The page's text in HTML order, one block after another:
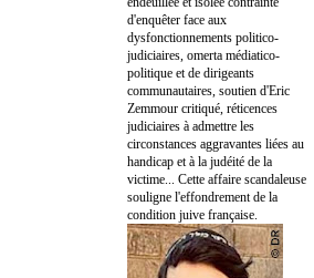
d'enquêter face aux
dysfonctionnements politico-
judiciaires, omerta médiatico-
politique et de dirigeants
communautaires, soutien d'Eric
Zemmour critiqué, réticences
judiciaires à admettre les
circonstances aggravantes liées au
handicap et à la judéité de la
victime... Cette affaire scandaleuse
souligne l'effondrement de la
condition juive française.